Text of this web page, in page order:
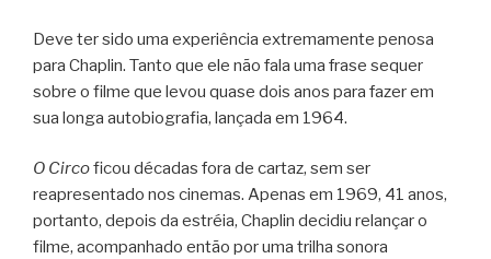
Deve ter sido uma experiência extremamente penosa
para Chaplin. Tanto que ele não fala uma frase sequer
sobre o filme que levou quase dois anos para fazer em
sua longa autobiografia, lançada em 1964.
O Circoficou décadas fora de cartaz, sem ser
reapresentado nos cinemas. Apenas em 1969, 41 anos,
portanto, depois da estréia, Chaplin decidiu relançar o
filme, acompanhado então por uma trilha sonora